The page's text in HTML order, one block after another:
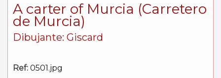
A carter of Murcia (Carretero
de Murcia)
Dibujante: Giscard
Ref: 0501.jpg